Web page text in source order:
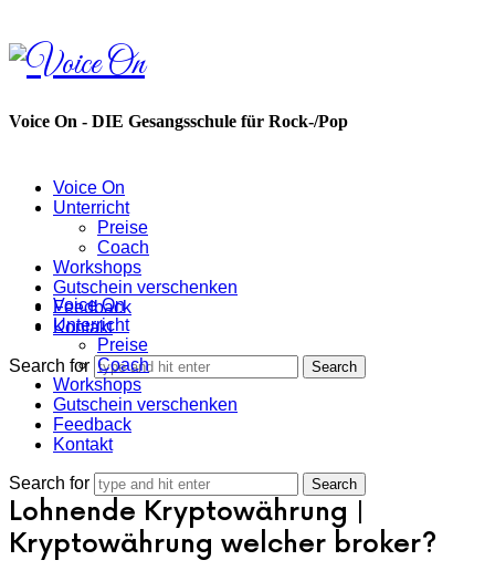
Voice
On
Voice On - DIE Gesangsschule für Rock-/Pop
Voice On
Unterricht
Preise
Coach
Workshops
Gutschein verschenken
Feedback
Kontakt
Search for
Voice On
Unterricht
Preise
Coach
Workshops
Gutschein verschenken
Feedback
Kontakt
Search for
Lohnende Kryptowährung |
Kryptowährung welcher broker?